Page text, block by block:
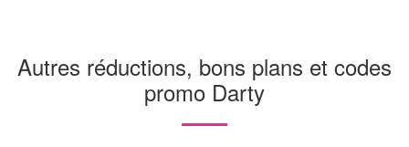
Autres réductions, bons plans et codes
promo Darty